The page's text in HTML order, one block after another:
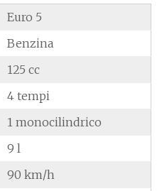
Euro 5
Benzina
125 cc
4 tempi
1 monocilindrico
9 l
90 km/h